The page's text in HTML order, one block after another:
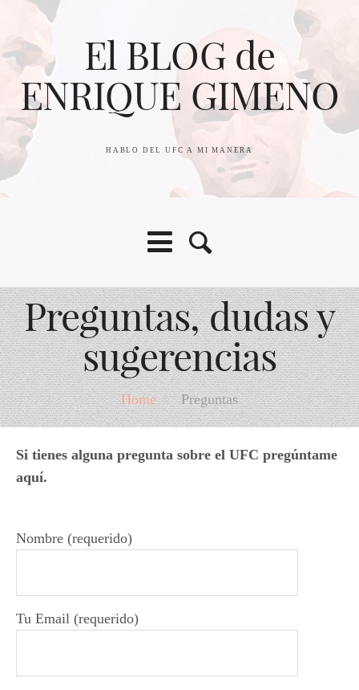
El BLOG de
ENRIQUE GIMENO
HABLO DEL UFC A MI MANERA
Preguntas, dudas y
sugerencias
Home / Preguntas
Si tienes alguna pregunta sobre el UFC pregúntame
aquí.
Nombre (requerido)
Tu Email (requerido)